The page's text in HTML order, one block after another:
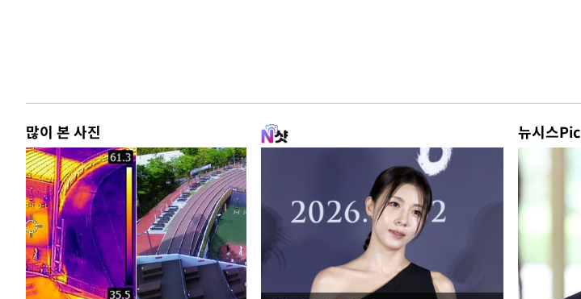
많이 본 사진 뉴시스Pic